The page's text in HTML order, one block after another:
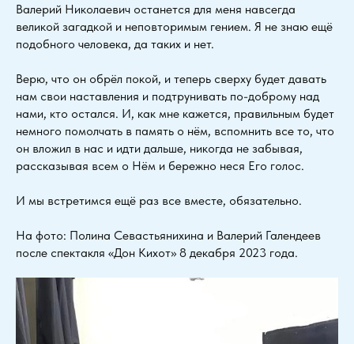
Валерий Николаевич останется для меня навсегда
великой загадкой и неповторимым гением. Я не знаю ещё
подобного человека, да таких и нет.
Верю, что он обрёл покой, и теперь сверху будет давать
нам свои наставления и подтрунивать по-доброму над
нами, кто остался. И, как мне кажется, правильным будет
немного помолчать в память о нём, вспомнить все то, что
он вложил в нас и идти дальше, никогда не забывая,
рассказывая всем о Нём и бережно неся Его голос.
И мы встретимся ещё раз все вместе, обязательно.
На фото: Полина Севастьянихина и Валерий Галендеев
после спектакля «Дон Кихот» 8 декабря 2023 года.